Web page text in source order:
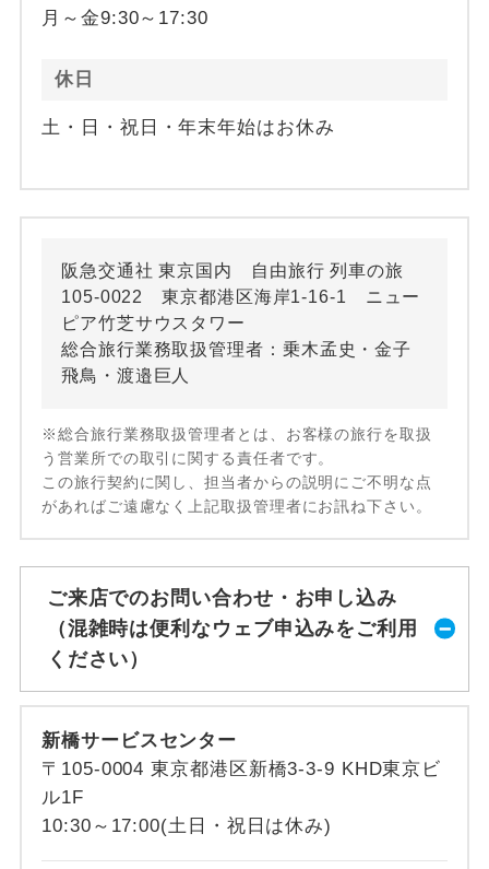
月～金9:30～17:30
休日
土・日・祝日・年末年始はお休み
阪急交通社 東京国内 自由旅行 列車の旅
105-0022 東京都港区海岸1-16-1 ニュー
ピア竹芝サウスタワー
総合旅行業務取扱管理者：乗木孟史・金子
飛鳥・渡邉巨人
※総合旅行業務取扱管理者とは、お客様の旅行を取扱
う営業所での取引に関する責任者です。
この旅行契約に関し、担当者からの説明にご不明な点
があればご遠慮なく上記取扱管理者にお訊ね下さい。
ご来店でのお問い合わせ・お申し込み
（混雑時は便利なウェブ申込みをご利用
ください）
新橋サービスセンター
〒105-0004 東京都港区新橋3-3-9 KHD東京ビ
ル1F
10:30～17:00(土日・祝日は休み)